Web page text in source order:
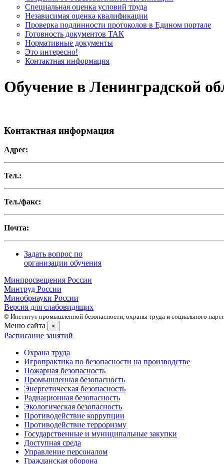
Cпециальная оценка условий труда
Независимая оценка квалификации
Проверка подлинности протоколов в Едином портале
Готовность документов ТАК
Нормативные документы
Это интересно!
Контактная информация
Обучение в Ленинградской
Контактная информация
Адрес:
Тел.:
Тел./факс:
Почта:
Задать вопрос по
организации обучения
Минпросвещения России
Минтруд России
Минобрнауки России
Версия для слабовидящих
© Институт промышленной безопасности, охраны труда и социального
Меню сайта ×
Расписание занятий
Охрана труда
Игропрактика по безопасности на производстве
Пожарная безопасность
Промышленная безопасность
Энергетическая безопасность
Радиационная безопасность
Экологическая безопасность
Противодействие коррупции
Противодействие терроризму
Государственные и муниципальные закупки
Доступная среда
Управление персоналом
Гражданская оборона